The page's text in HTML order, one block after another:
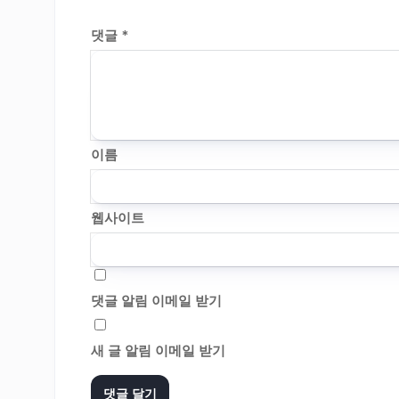
댓글 *
이름
웹사이트
댓글 알림 이메일 받기
새 글 알림 이메일 받기